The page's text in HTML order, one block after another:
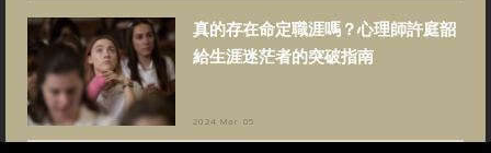
真的存在命定職涯嗎？心理師許庭韶
給生涯迷茫者的突破指南
2024 Mar 05